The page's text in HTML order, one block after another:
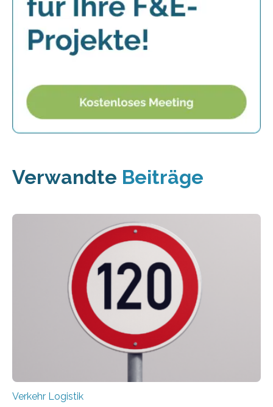
Verwandte Beiträge
Verkehr Logistik